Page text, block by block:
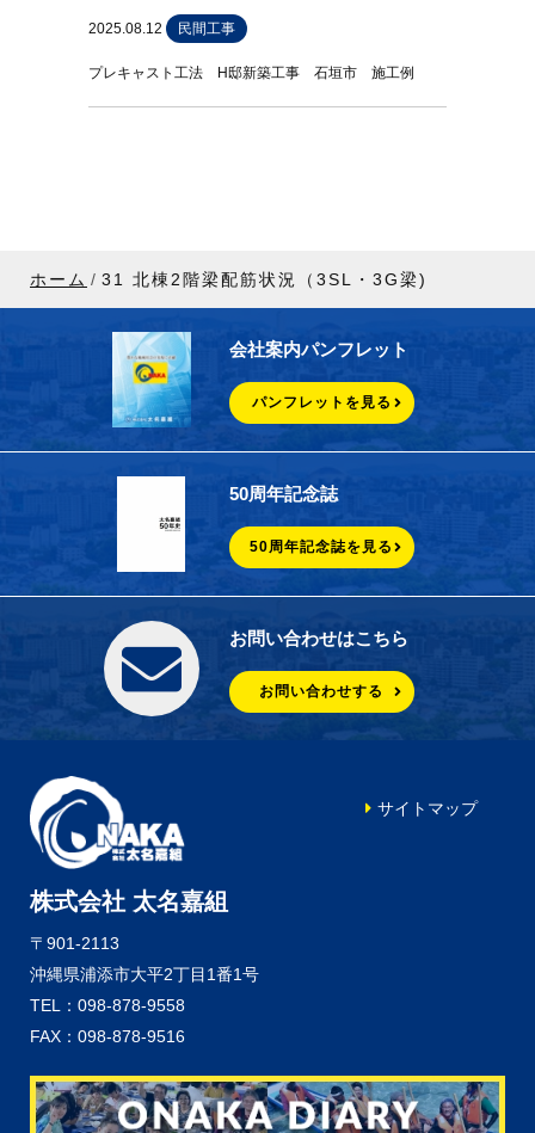
2025.08.12 民間工事
プレキャスト工法 H邸新築工事 石垣市 施工例
ホーム 31 北棟2階梁配筋状況（3SL・3G梁)
会社案内パンフレット
パンフレットを見る
50周年記念誌
50周年記念誌を見る
お問い合わせはこちら
お問い合わせする
株式会社 太名嘉組
〒901-2113
沖縄県浦添市大平2丁目1番1号
TEL：098-878-9558
FAX：098-878-9516
サイトマップ